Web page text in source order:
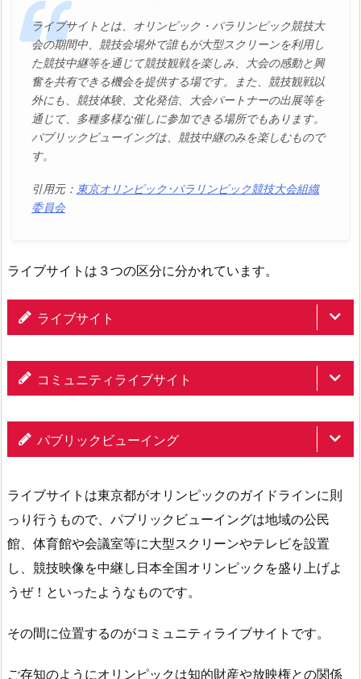
ライブサイトとは、オリンピック・パラリンピック競技大
会の期間中、競技会場外で誰もが大型スクリーンを利用し
た競技中継等を通じて競技観戦を楽しみ、大会の感動と興
奮を共有できる機会を提供する場です。また、競技観戦以
外にも、競技体験、文化発信、大会パートナーの出展等を
通じて、多種多様な催しに参加できる場所でもあります。
パブリックビューイングは、競技中継のみを楽しむもので
す。
引用元： 東京オリンピック･パラリンピック競技大会組織
委員会
ライブサイトは３つの区分に分かれています。
ライブサイト
コミュニティライブサイト
パブリックビューイング
ライブサイトは東京都がオリンピックのガイドラインに則
っり行うもので、パブリックビューイングは地域の公民
館、体育館や会議室等に大型スクリーンやテレビを設置
し、競技映像を中継し日本全国オリンピックを盛り上げよ
うぜ！といったようなものです。
その間に位置するのがコミュニティライブサイトです。
ご存知のようにオリンピックは知的財産や放映権との関係